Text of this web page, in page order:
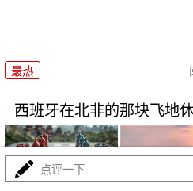
最热
西班牙在北非的那块飞地
点评一下